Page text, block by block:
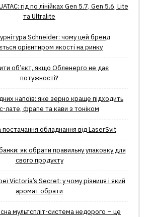
гід по лінійках Gen 5.7, Gen 5.6, Lite
та Ultralite
Schneider: чому цей бренд
орієнтиром якості на ринку
об’єкт, якщо Обленерго не дає
потужності?
напоїв: яке зерно краще підходить
лате, фрапе та кави з тоніком
постачання обладнання від LaserSvit
як обрати правильну упаковку для
свого продукту
Victoria’s Secret: у чому різниця і який
аромат обрати
мультспліт-система недорого – це